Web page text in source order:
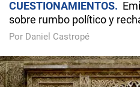
CUESTIONAMIENTOS
sobre rumbo político y
Por Daniel Castropé